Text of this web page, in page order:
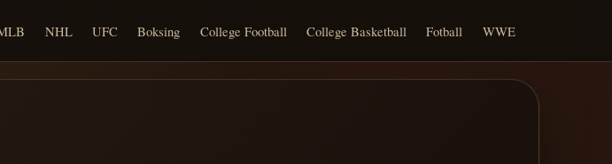
NHL UFC Boksing College Football College Basketball Fotball WWE